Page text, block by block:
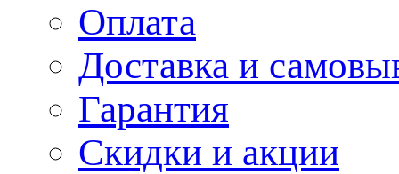
Оплата
Доставка и
Гарантия
Скидки и акции